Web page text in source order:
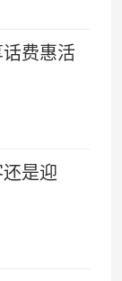
费惠活
是迎